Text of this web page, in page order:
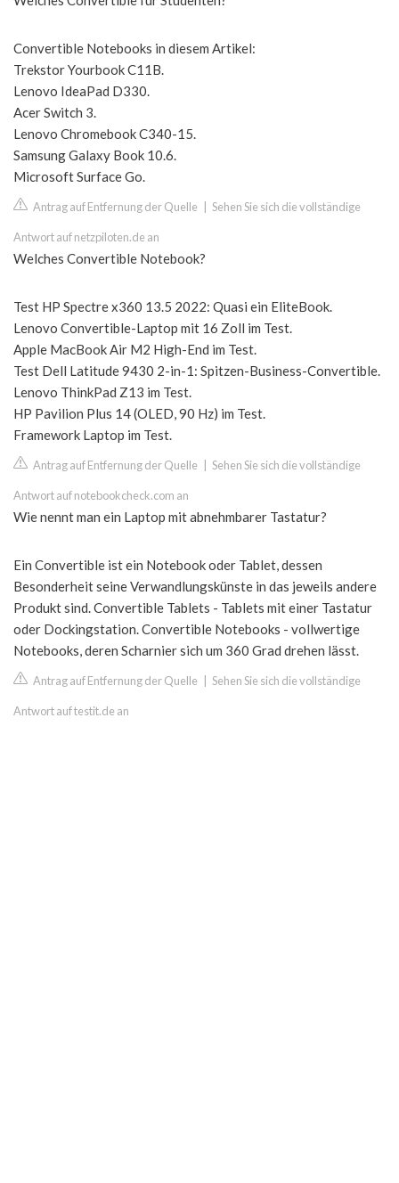
Convertible Notebooks in diesem Artikel:
Trekstor Yourbook C11B.
Lenovo IdeaPad D330.
Acer Switch 3.
Lenovo Chromebook C340-15.
Samsung Galaxy Book 10.6.
Microsoft Surface Go.
Antrag auf Entfernung der Quelle Sehen Sie sich die vollständige
Antwort auf netzpiloten.de an
Welches Convertible Notebook?
Test HP Spectre x360 13.5 2022: Quasi ein EliteBook.
Lenovo Convertible-Laptop mit 16 Zoll im Test.
Apple MacBook Air M2 High-End im Test.
Test Dell Latitude 9430 2-in-1: Spitzen-Business-Convertible.
Lenovo ThinkPad Z13 im Test.
HP Pavilion Plus 14 (OLED, 90 Hz) im Test.
Framework Laptop im Test.
Antrag auf Entfernung der Quelle Sehen Sie sich die vollständige
Antwort auf notebookcheck.com an
Wie nennt man ein Laptop mit abnehmbarer Tastatur?
Ein Convertible ist ein Notebook oder Tablet, dessen
Besonderheit seine Verwandlungskünste in das jeweils andere
Produkt sind. Convertible Tablets - Tablets mit einer Tastatur
oder Dockingstation. Convertible Notebooks - vollwertige
Notebooks, deren Scharnier sich um 360 Grad drehen lässt.
Antrag auf Entfernung der Quelle Sehen Sie sich die vollständige
Antwort auf testit.de an